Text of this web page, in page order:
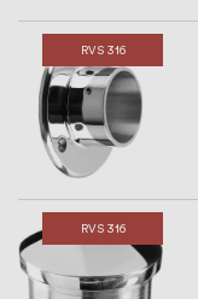
RVS 316
RVS 316